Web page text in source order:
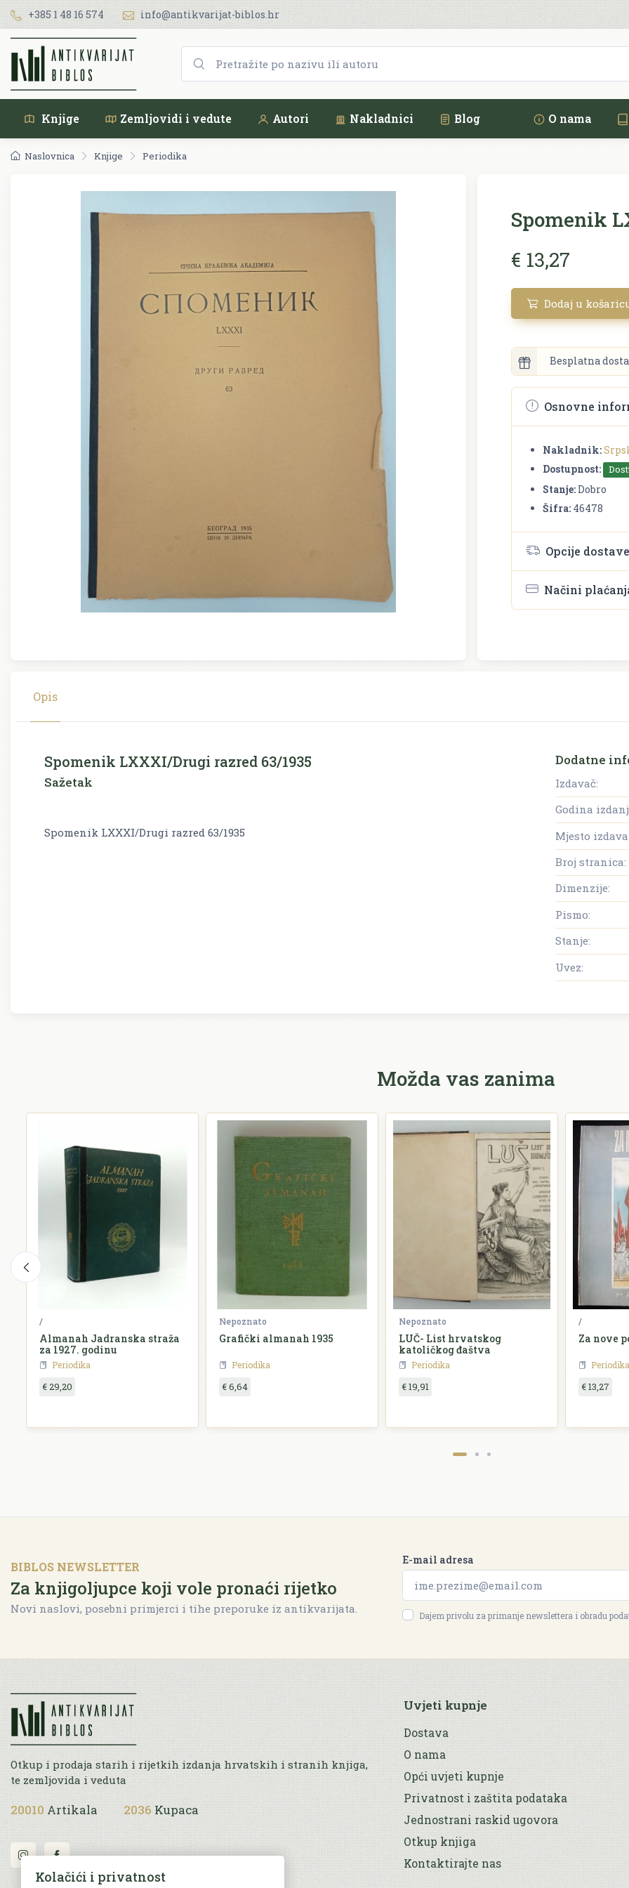
+385 1 48 16 574 info@antikvarijat-biblos.hr
Knjige Zemljovidi i vedute Autori Nakladnici Blog O nama
Naslovnica Knjige Periodika
Spomenik
€ 13,27
Dodaj u
Besplatna
Osnovne
Nakladnik:
Dostupnost:
Stanje:Dobro
Šifra: 46478
Opcije dostave
Načini
Opis
Spomenik LXXXI/Drugi razred 63/1935
Sažetak
Spomenik LXXXI/Drugi razred 63/1935
Dodatne
Izdavač:
Godina
Mjesto
Broj stranica:
Dimenzije:
Pismo:
Stanje:
Uvez:
Možda vas zanima
/
Almanah Jadranska straža
za 1927. godinu
Periodika
€ 29,20
Nepoznato
Grafički almanah 1935
Periodika
€ 6,64
Nepoznato
LUČ- List hrvatskog
katoličkog đaštva
Periodika
€ 19,91
/
Za nove
Periodika
€ 13,27
BIBLOS NEWSLETTER
Za knjigoljupce koji vole pronaći rijetko
Novi naslovi, posebni primjerci i tihe preporuke iz antikvarijata.
E-mail adresa
Dajem privolu za primanje newslettera i obradu
Otkup i prodaja starih i rijetkih izdanja hrvatskih i stranih knjiga,
te zemljovida i veduta
20010 Artikala 2036 Kupaca
Uvjeti kupnje
Dostava
O nama
Opći uvjeti kupnje
Privatnost i zaštita podataka
Jednostrani raskid ugovora
Otkup knjiga
Kontaktirajte nas
Kolačići i privatnost